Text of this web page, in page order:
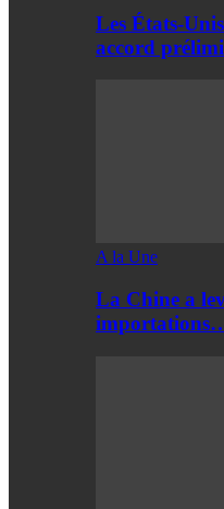
Les États-
accord
A la Une
La Chine a